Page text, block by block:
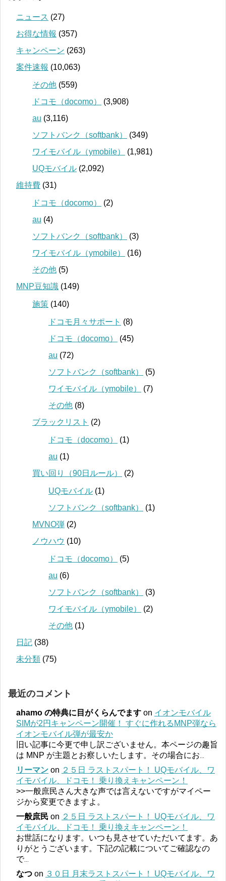
ニュース (27)
お得な情報 (357)
キャンペーン (263)
案件速報 (10,063)
その他 (559)
ドコモ（docomo）
(3,908)
au (3,116)
ソフトバンク（softbank）
(349)
ワイモバイル（ymobile）
(1,981)
UQモバイル (2,092)
維持費 (31)
ドコモ（docomo）
(2)
au (4)
ソフトバンク（softbank）
(3)
ワイモバイル（ymobile）
(16)
その他 (5)
MNP豆知識 (149)
施策 (140)
ドコモ月々サポート (8)
ドコモ（docomo）
(45)
au (72)
ソフトバンク（softbank）
(5)
ワイモバイル（ymobile）
(7)
その他 (8)
ブラックリスト (2)
ドコモ（docomo）
(1)
au (1)
買い回り（90日ルール）
(2)
UQモバイル (1)
ソフトバンク（softbank）
(1)
MVNO弾 (2)
ノウハウ (10)
ドコモ（docomo）
(5)
au (6)
ソフトバンク（softbank）
(3)
ワイモバイル（ymobile）
(2)
その他 (1)
日記 (38)
未分類 (75)
最近のコメント
ahamo の特典に目がくらんでます on イオンモバイル
SIMが2円キャンペーン開催！ すぐに作れるMNP弾なら
イオンモバイル弾が最安か
旧い記事に今更で申し訳ございません。本ページの趣旨
は MNP が主題とお察しいたします。その場合にお
リーマン on ２５日 ラストスパート！ UQモバイル、ワ
イモバイル、ドコモ！ 乗り換えキャンペーン！
>>一般庶民さん大きな声では言えないですがマイペー
ジから変更できますよ。
一般庶民 on ２５日 ラストスパート！ UQモバイル、ワ
イモバイル、ドコモ！ 乗り換えキャンペーン！
お世話になります。いつも見させていただいてます。あ
りがとうございます。下記の記載についてご確認なの
で...
なつ on ３０日 月末ラストスパート！ UQモバイル、ワ